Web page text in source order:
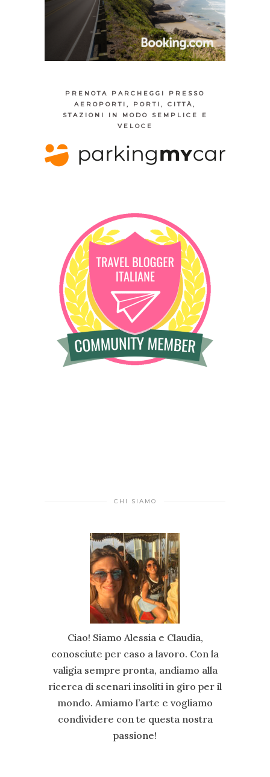
PRENOTA PARCHEGGI PRESSO
AEROPORTI, PORTI, CITTÀ,
STAZIONI IN MODO SEMPLICE E
VELOCE
CHI SIAMO
Ciao! Siamo Alessia e Claudia,
conosciute per caso a lavoro. Con la
valigia sempre pronta, andiamo alla
ricerca di scenari insoliti in giro per il
mondo. Amiamo l’arte e vogliamo
condividere con te questa nostra
passione!